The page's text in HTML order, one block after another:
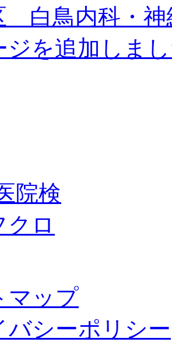
白鳥内科・神
ジを追加しま
マップ
バシーポリシー